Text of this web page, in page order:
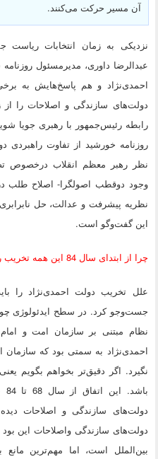
آن مسیر حرکت می‌کنند.
عبدالرضا داوری، مدیرمسئول
احمدی‌نژاد و هم پاسخ‌هایش به
دولت‌های سازندگی و اصلاحات را
رابطه رئیس‌جمهور با رهبری جویا
روزنامه خورشید از تفاوت راهبردی
نظر رهبر معظم انقلاب درخصوص
وجود دوقطب اصولگرا- اصلاح طلب
نظریه پیشرفت و عدالت، حل
این گفت‌وگو است.
چرا از ابتدای سال 84 این همه تخریب را علیه دولت شاهد هستیم؟
علل تخریب دولت احمدی‌نژاد را
جست‌وجو کرد. در سطح ایدئولوژی
نظام مبتنی بر سازمان امت و
احمدی‌نژاد به سمتی بود که
نگیرد. اگر دقیق‌تر بخواهم بگویم
دولت‌های سازندگی و اصلاحات
دولت‌های سازندگی واصلاحات این بود
بین‌الملل است، اما مهم‌ترین مانع